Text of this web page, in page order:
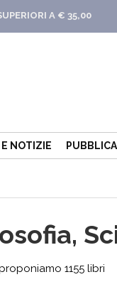
A € 35,00
E NOTIZIE
1155 libri